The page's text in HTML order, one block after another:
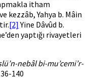
itham
kezzâb, Yahya b. Mâin
[2]Yine Dâvûd b.
yaptığı rivayetleri
nebâl bi-mu’cemi’r-
140